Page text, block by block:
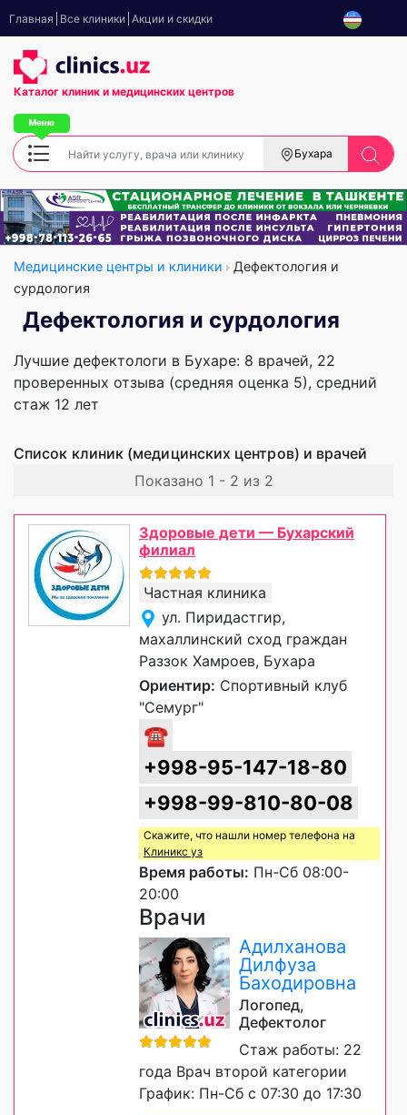
Главная Все клиники Акции и скидки
Каталог клиник и медицинских центров
Бухара
Медицинские центры и клиники
Дефектология и
сурдология
Дефектология и сурдология
Лучшие дефектологи в Бухаре: 8 врачей, 22
проверенных отзыва (средняя оценка 5), cредний
стаж 12 лет
Список клиник (медицинских центров) и врачей
Показано 1 - 2 из 2
Здоровые дети — Бухарский
филиал
Частная клиника
ул. Пиридастгир,
махаллинский сход граждан
Раззок Хамроев, Бухара
Ориентир: Спортивный клуб
"Семург"
☎
+998-95-147-18-80
+998-99-810-80-08
Скажите, что нашли номер телефона на
Клиникс уз
Время работы: Пн-Сб 08:00-
20:00
Врачи
Адилханова
Дилфуза
Баходировна
Логопед,
Дефектолог
Стаж работы: 22
года Врач второй категории
График: Пн-Сб с 07:30 до 17:30